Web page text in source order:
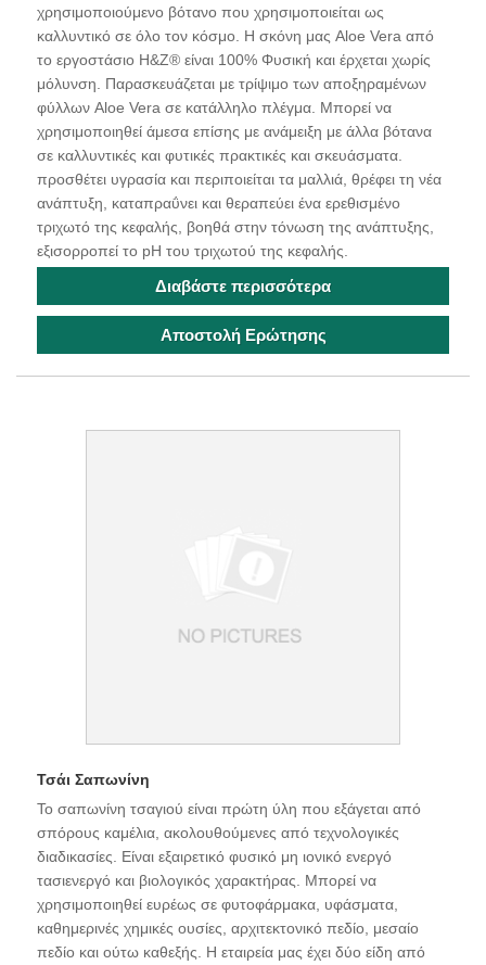
χρησιμοποιούμενο βότανο που χρησιμοποιείται ως
καλλυντικό σε όλο τον κόσμο. Η σκόνη μας Aloe Vera από
το εργοστάσιο H&Z® είναι 100% Φυσική και έρχεται χωρίς
μόλυνση. Παρασκευάζεται με τρίψιμο των αποξηραμένων
φύλλων Aloe Vera σε κατάλληλο πλέγμα. Μπορεί να
χρησιμοποιηθεί άμεσα επίσης με ανάμειξη με άλλα βότανα
σε καλλυντικές και φυτικές πρακτικές και σκευάσματα.
προσθέτει υγρασία και περιποιείται τα μαλλιά, θρέφει τη νέα
ανάπτυξη, καταπραΰνει και θεραπεύει ένα ερεθισμένο
τριχωτό της κεφαλής, βοηθά στην τόνωση της ανάπτυξης,
εξισορροπεί το pH του τριχωτού της κεφαλής.
Διαβάστε περισσότερα
Αποστολή Ερώτησης
Τσάι Σαπωνίνη
Το σαπωνίνη τσαγιού είναι πρώτη ύλη που εξάγεται από
σπόρους καμέλια, ακολουθούμενες από τεχνολογικές
διαδικασίες. Είναι εξαιρετικό φυσικό μη ιονικό ενεργό
τασιενεργό και βιολογικός χαρακτήρας. Μπορεί να
χρησιμοποιηθεί ευρέως σε φυτοφάρμακα, υφάσματα,
καθημερινές χημικές ουσίες, αρχιτεκτονικό πεδίο, μεσαίο
πεδίο και ούτω καθεξής. Η εταιρεία μας έχει δύο είδη από